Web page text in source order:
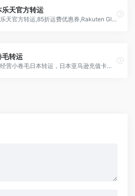
乐天官方转运
日本乐天官方转运,85折运费优惠券,Rakuten Global Express,你的御用海淘转运通道
毛转运
主要经营小卷毛日本转运，日本亚马逊充值卡、日本高端化妆品的批发和零售,日本本土的其他业务